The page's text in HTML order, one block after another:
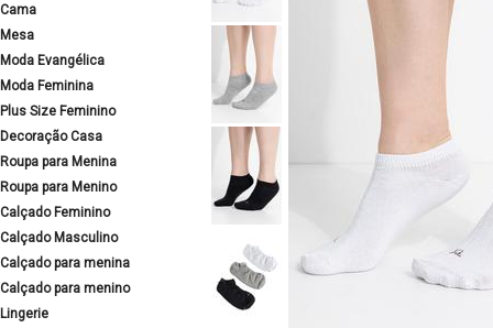
Cama
Mesa
Moda Evangélica
Moda Feminina
Plus Size Feminino
Decoração Casa
Roupa para Menina
Roupa para Menino
Calçado Feminino
Calçado Masculino
Calçado para menina
Calçado para menino
Lingerie